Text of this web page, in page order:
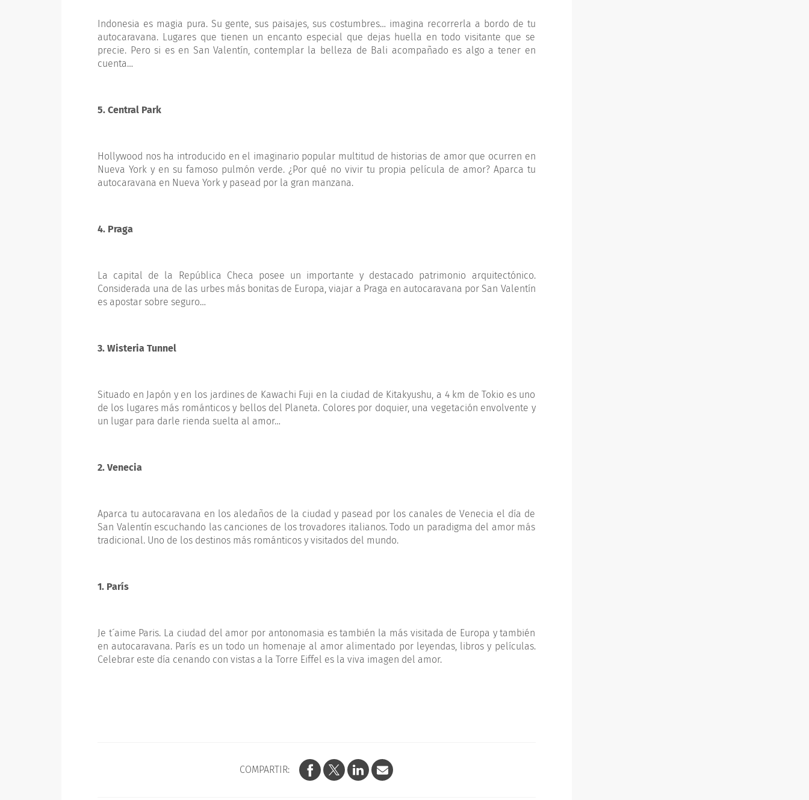
Indonesia es magia pura. Su gente, sus paisajes, sus costumbres… imagina recorrerla a bordo de tu
autocaravana. Lugares que tienen un encanto especial que dejas huella en todo visitante que se
precie. Pero si es en San Valentín, contemplar la belleza de Bali acompañado es algo a tener en
cuenta…
5. Central Park
Hollywood nos ha introducido en el imaginario popular multitud de historias de amor que ocurren en
Nueva York y en su famoso pulmón verde. ¿Por qué no vivir tu propia película de amor? Aparca tu
autocaravana en Nueva York y pasead por la gran manzana.
4. Praga
La capital de la República Checa posee un importante y destacado patrimonio arquitectónico.
Considerada una de las urbes más bonitas de Europa, viajar a Praga en autocaravana por San Valentín
es apostar sobre seguro…
3. Wisteria Tunnel
Situado en Japón y en los jardines de Kawachi Fuji en la ciudad de Kitakyushu, a 4 km de Tokio es uno
de los lugares más románticos y bellos del Planeta. Colores por doquier, una vegetación envolvente y
un lugar para darle rienda suelta al amor…
2. Venecia
Aparca tu autocaravana en los aledaños de la ciudad y pasead por los canales de Venecia el día de
San Valentín escuchando las canciones de los trovadores italianos. Todo un paradigma del amor más
tradicional. Uno de los destinos más románticos y visitados del mundo.
1. París
Je t´aime Paris. La ciudad del amor por antonomasia es también la más visitada de Europa y también
en autocaravana. París es un todo un homenaje al amor alimentado por leyendas, libros y películas.
Celebrar este día cenando con vistas a la Torre Eiffel es la viva imagen del amor.
COMPARTIR: